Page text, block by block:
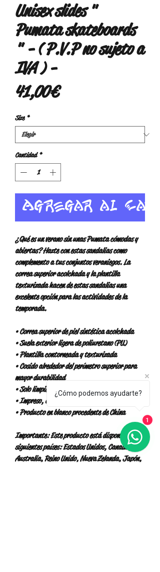
Unisex slides "
Pumata skateboards
" - ( P.V.P no sujeto a
IVA ) -
41,00 €Precio
Size *
Cantidad *
Agregar al
¿Qué es un verano sin unas Pumata cómodas y
abiertas? Hazte con estas sandalias como
complemento a tus conjuntos veraniegos. La
correa superior acolchada y la plantilla
texturizada hacen de estas sandalias una
excelente opción para las actividades de la
temporada.
• Correa superior de piel sintética acolchada
• Suela exterior ligera de poliuretano (PU)
• Plantilla contorneada y texturizada
• Cosido alrededor del perímetro superior para
mayor durabilidad
• Solo limpieza de manchas
• Impreso, cortado y hecho a mano
• Producto en blanco procedente de China
Importante: Este producto está disponible en los
siguientes países: Estados Unidos, Canadá,
Australia, Reino Unido, Nueva Zelanda, Japón,
¿Cómo podemos ayudarte?
1